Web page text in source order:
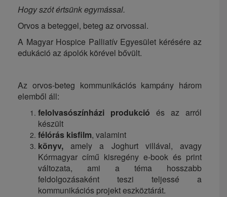
Hogy szót értsünk egymással.
Orvos a beteggel, beteg az orvossal.
A Magyar Hospice Palliatív Egyesület kérésére az
edukáció az ápolók körével bővült.
Az orvos-beteg kommunikációs kampány három
elemből áll:
felolvasószínházi produkció és az arról
készült
félórás kisfilm, valamint
könyv,amely a Joghurt villával, avagy
Kórmagyar című kisregény e-book és print
változata, ami a téma hosszabb
feldolgozásaként teszi teljessé a
kommunikációs projekt eszköztárát.